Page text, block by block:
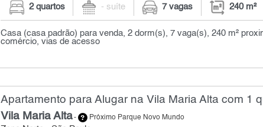
2 quartos - suíte 7 vagas 240 m²
Casa (casa padrão) para venda, 2 dorm(s), 7 vaga(s), 240 m²
comércio, vias de acesso
Apartamento para Alugar na Vila Maria Alta com 1
Vila Maria Alta- Próximo Parque Novo Mundo